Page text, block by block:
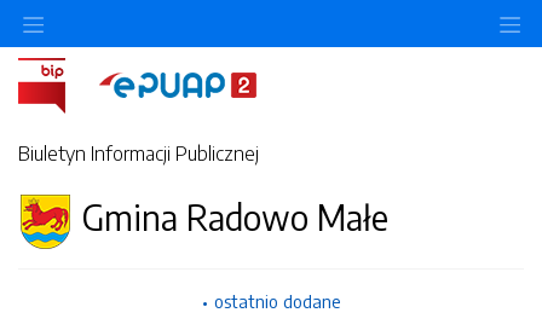
Biuletyn Informacji Publicznej
Gmina Radowo Małe
ostatnio dodane